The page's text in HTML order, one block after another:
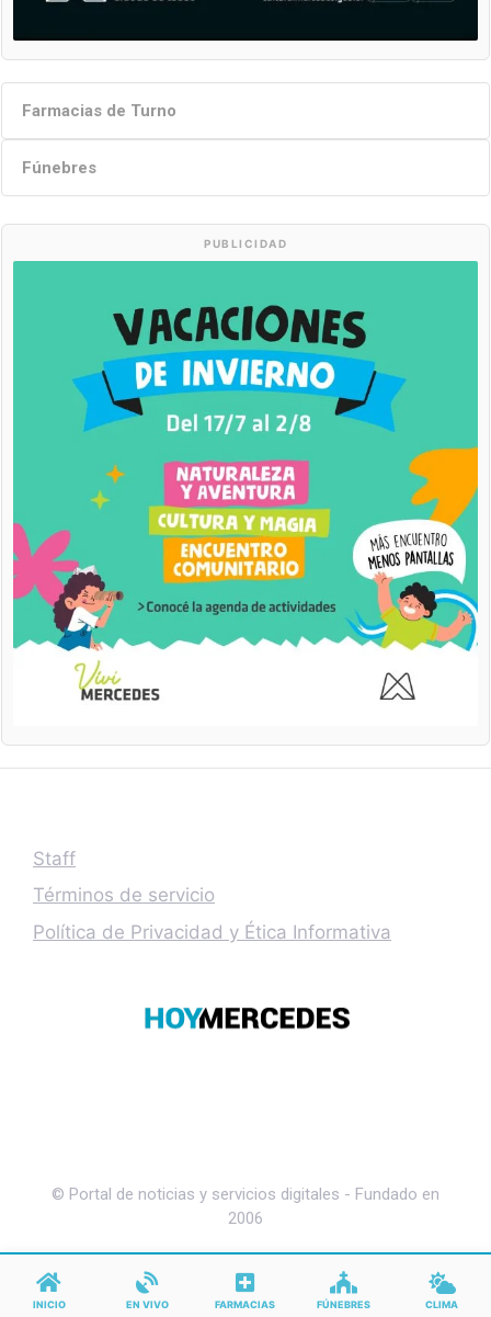
Farmacias de Turno
Fúnebres
PUBLICIDAD
Staff
Términos de servicio
Política de Privacidad y Ética Informativa
© Portal de noticias y servicios digitales - Fundado en
2006
INICIO EN VIVO FARMACIAS FÚNEBRES CLIMA